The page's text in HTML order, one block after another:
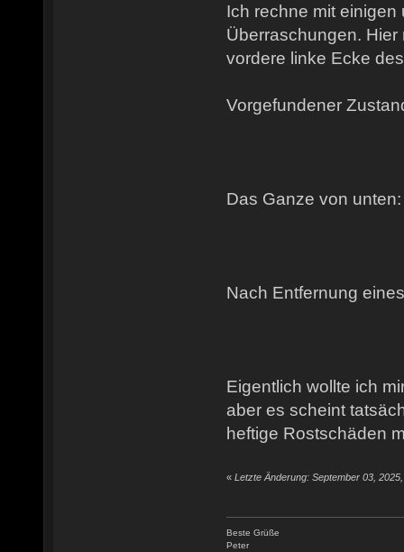
Ich rechne mit einigen
Überraschungen.
vordere linke Ecke
Vorgefundener
Das Ganze von unten:
Nach Entfernung
Eigentlich wollte ich
aber es scheint
heftige Rostschäden
« Letzte Änderung: September 03,
Beste Grüße
Peter